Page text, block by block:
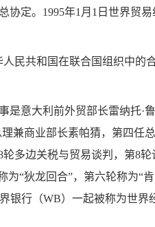
协定。1995年1月1日世界贸易
人民共和国在联合国组织中的
是意大利前外贸部长雷纳托·
兼商业部长素帕猜，第四任
轮多边关税与贸易谈判，第8轮
为“狄龙回合”，第六轮称为“
银行（WB）一起被称为世界